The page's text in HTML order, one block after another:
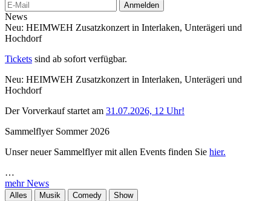
Anmelden
News
Neu: HEIMWEH Zusatzkonzert in Interlaken, Unterägeri und
Hochdorf
Tickets sind ab sofort verfügbar.
Neu: HEIMWEH Zusatzkonzert in Interlaken, Unterägeri und
Hochdorf
Der Vorverkauf startet am 31.07.2026, 12 Uhr!
Sammelflyer Sommer 2026
Unser neuer Sammelflyer mit allen Events finden Sie hier.
…
mehr News
Alles Musik Comedy Show